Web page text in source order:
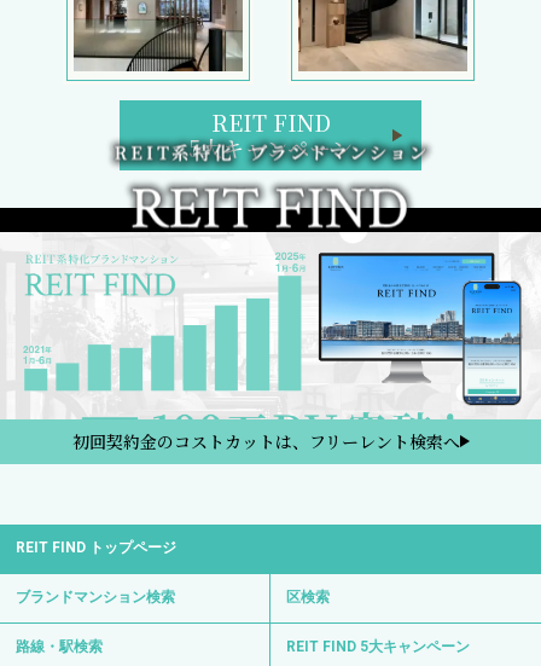
REIT FIND
5大キャンペーン
初回契約金のコストカットは、フリーレント検索へ
REIT FIND トップページ
ブランドマンション検索 区検索
路線・駅検索 REIT FIND 5大キャンペーン